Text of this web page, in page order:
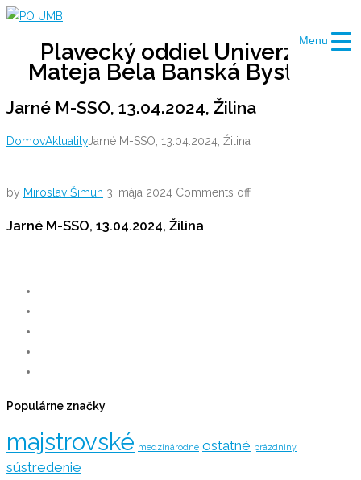
Skip
contentPlavecký oddiel Univerzity
Mateja Bela Banská Bystrica
Jarné M-SSO, 13.04.2024, Žilina
DomovAktualityJarné M-SSO, 13.04.2024, Žilina
by Miroslav Šimun 3. mája 2024 Comments off
Jarné M-SSO, 13.04.2024, Žilina
Populárne značky
majstrovské medzinárodné ostatné prázdniny
sústredenie
Menu